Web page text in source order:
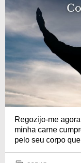
Regozijo-me
minha carne
pelo seu corpo